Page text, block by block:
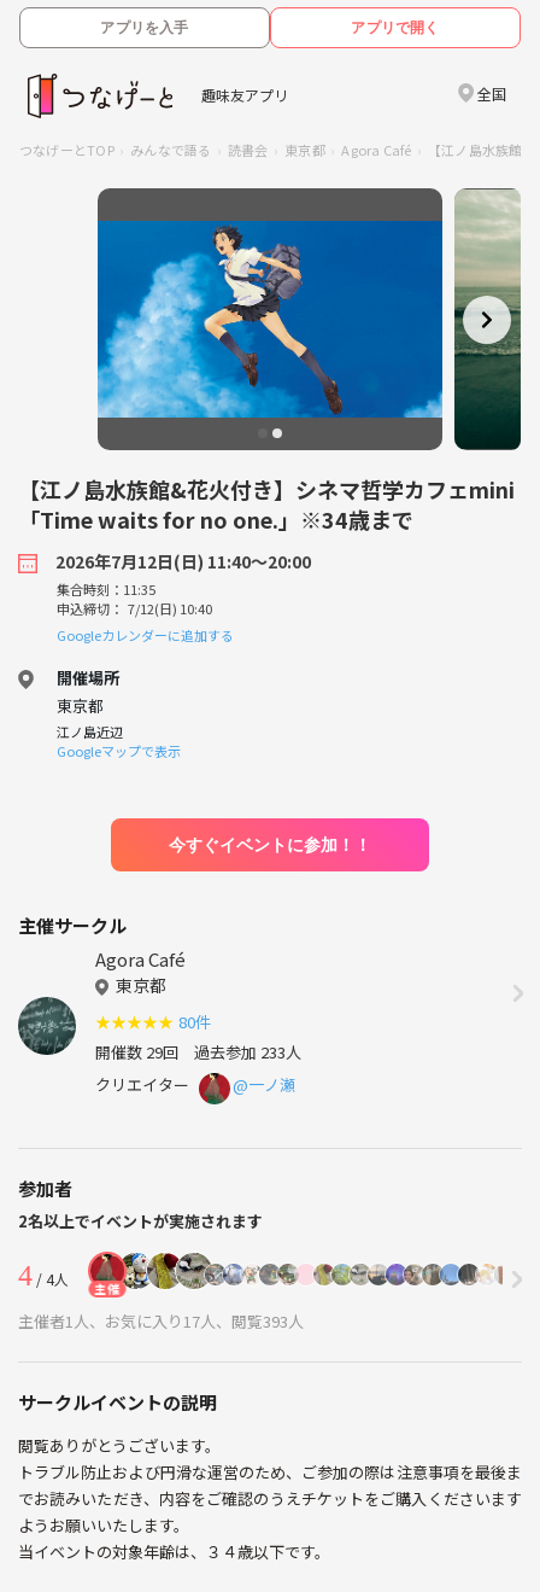
アプリを入手 アプリで開く
趣味友アプリ 全国
つなげーとTOP みんなで語る 読書会 東京都 Agora Café 【江ノ島水族館
【江ノ島水族館&花火付き】シネマ哲学カフェmini
「Time waits for no one.」※34歳まで
2026年7月12日(日) 11:40〜20:00
集合時刻：11:35
申込締切： 7/12(日) 10:40
Googleカレンダーに追加する
開催場所
東京都
江ノ島近辺
Googleマップで表示
今すぐイベントに参加！！
主催サークル
Agora Café
東京都
★★★★★ 80件
開催数 29回 過去参加 233人
クリエイター
@一ノ瀬
参加者
2名以上でイベントが実施されます
4/ 4人 主催
主催者1人、お気に入り17人、閲覧393人
サークルイベントの説明
閲覧ありがとうございます。
トラブル防止および円滑な運営のため、ご参加の際は注意事項を最後ま
でお読みいただき、内容をご確認のうえチケットをご購入くださいます
ようお願いいたします。
当イベントの対象年齢は、３４歳以下です。